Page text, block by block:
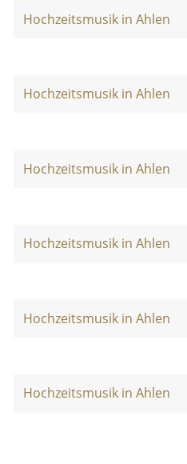
Hochzeitsmusik in Ahlen
Hochzeitsmusik in Ahlen
Hochzeitsmusik in Ahlen
Hochzeitsmusik in Ahlen
Hochzeitsmusik in Ahlen
Hochzeitsmusik in Ahlen